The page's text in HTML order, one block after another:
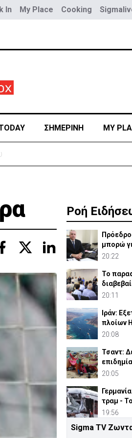
In My Place Cooking
ΣΗΜΕΡΙΝΗ MY
Ροή
μπορώ
20:22
Το
οι πιο..
20:11
Ιράν:
πλοίων
και
20:08
Τσαντ:
20:05
τραμ -
19:56
Ρωσία:
Sigma TV